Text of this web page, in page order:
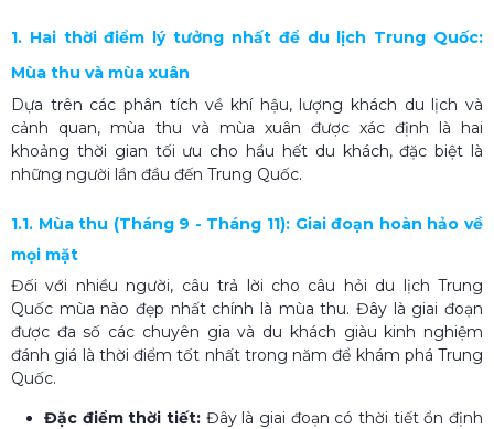
1. Hai thời điểm lý tưởng nhất để du lịch Trung Quốc:
Mùa thu và mùa xuân
Dựa trên các phân tích về khí hậu, lượng khách du lịch và
cảnh quan, mùa thu và mùa xuân được xác định là hai
khoảng thời gian tối ưu cho hầu hết du khách, đặc biệt là
những người lần đầu đến Trung Quốc.
1.1. Mùa thu (Tháng 9 - Tháng 11): Giai đoạn hoàn hảo về
mọi mặt
Đối với nhiều người, câu trả lời cho câu hỏi du lịch Trung
Quốc mùa nào đẹp nhất chính là mùa thu. Đây là giai đoạn
được đa số các chuyên gia và du khách giàu kinh nghiệm
đánh giá là thời điểm tốt nhất trong năm để khám phá Trung
Quốc.
Đặc điểm thời tiết: Đây là giai đoạn có thời tiết ổn định